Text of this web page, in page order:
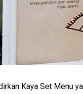
Kaya Set Menu